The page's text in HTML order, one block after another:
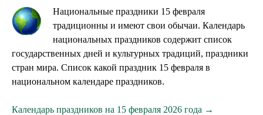
Национальные праздники 15 февраля
традиционны и имеют свои обычаи. Календарь
национальных праздников содержит список
государственных дней и культурных традиций, праздники
стран мира. Список какой праздник 15 февраля в
национальном календаре праздников.
Календарь праздников на 15 февраля 2026 года →